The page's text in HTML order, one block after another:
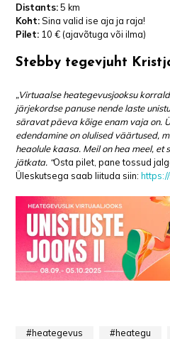
Distants:5 km
Koht:Sina valid ise aja ja raja!
Pilet: 10 € (ajavõtuga või ilma)
Stebby tegevjuht
„Virtuaalse heategevusjooksu
järjekordse panuse nende laste
säravat päeva kõige enam vaja on.
edendamine on olulised väärtused,
heaolule kaasa. Meil on hea meel, et
jätkata. “Osta pilet, pane tossud
Üleskutsega saab liituda siin:
heategevus heategu